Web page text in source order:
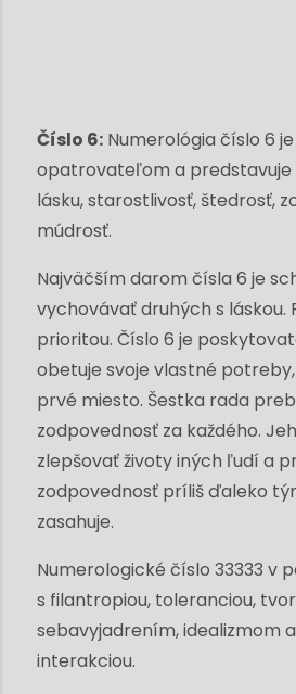
Číslo 6: Numerológia číslo 6
opatrovateľom a predstavuje
lásku, starostlivosť, štedrosť,
múdrosť.
Najväčším darom čísla 6 je
vychovávať druhých s láskou.
prioritou. Číslo 6 je
obetuje svoje vlastné
prvé miesto. Šestka rada
zodpovednosť za každého.
zlepšovať životy iných ľudí a
zodpovednosť príliš ďaleko
zasahuje.
Numerologické číslo 33333 v
s filantropiou, toleranciou,
sebavyjadrením, idealizmom
interakciou.